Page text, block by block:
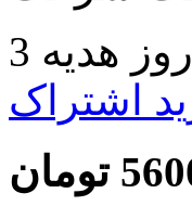
3 روز هدیه
اشتراک
تومان